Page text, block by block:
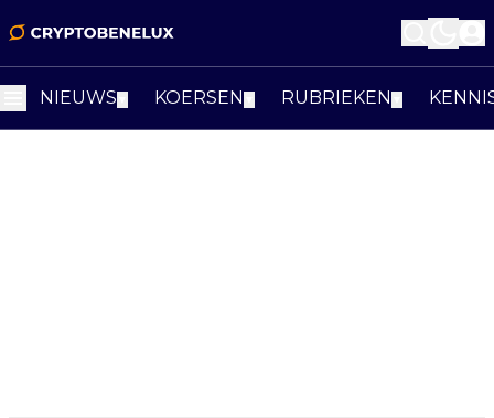
NIEUWS KOERSEN RUBRIEKEN